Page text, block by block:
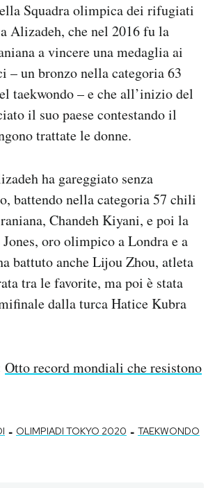
Squadra olimpica dei rifugiati
Alizadeh, che nel 2016 fu la
a vincere una medaglia ai
un bronzo nella categoria 63
taekwondo – e che all’inizio del
il suo paese contestando il
trattate le donne.
ha gareggiato senza
battendo nella categoria 57 chili
Chandeh Kiyani, e poi la
oro olimpico a Londra e a
battuto anche Lijou Zhou, atleta
tra le favorite, ma poi è stata
dalla turca Hatice Kubra
Otto record mondiali che resistono
- OLIMPIADI TOKYO 2020 - TAEKWONDO